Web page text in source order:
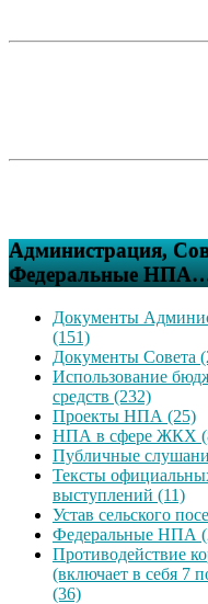
Администрация,
Федеральные
Документы
(151)
Документы Совета
Использование
средств (232)
Проекты НПА (25)
НПА в сфере ЖКХ
Публичные
Тексты
выступлений (11)
Устав сельского
Федеральные НПА
Противодействие
(включает в себя 7
(36)